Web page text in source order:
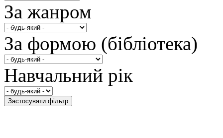
За жанром
За формою (бібліотека)
Навчальний рік